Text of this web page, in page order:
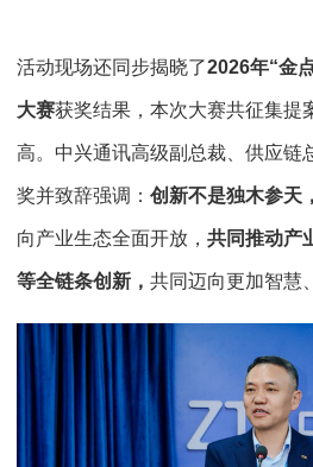
活动现场还同步揭晓了2026年“金
大赛获奖结果，本次大赛共征集提
高。中兴通讯高级副总裁、供应链
奖并致辞强调： 创新不是独木参天
向产业生态全面开放， 共同推动产
等全链条创新， 共同迈向更加智慧